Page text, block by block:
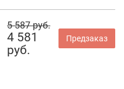
5 587 руб.
4 581
руб.
Предзаказ